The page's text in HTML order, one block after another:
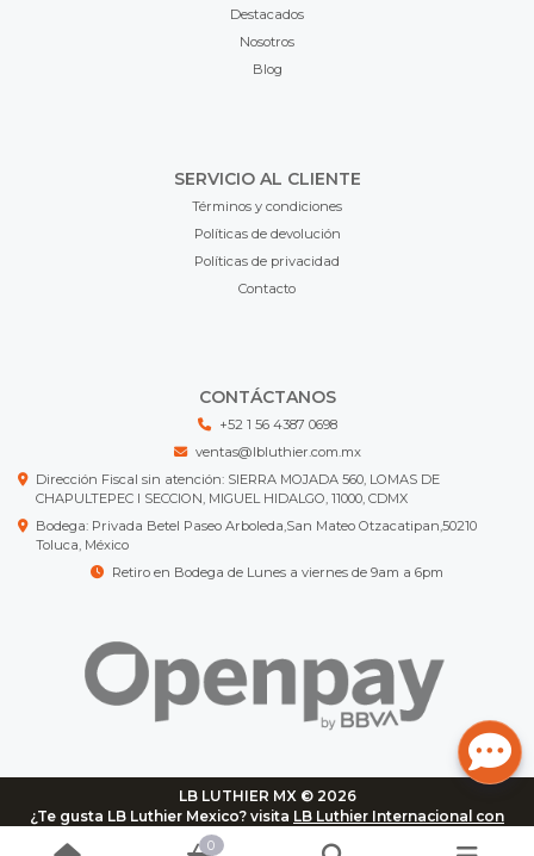
Destacados
Nosotros
Blog
SERVICIO AL CLIENTE
Términos y condiciones
Políticas de devolución
Políticas de privacidad
Contacto
CONTÁCTANOS
+52 1 56 4387 0698
ventas@lbluthier.com.mx
Dirección Fiscal sin atención: SIERRA MOJADA 560, LOMAS DE
CHAPULTEPEC I SECCION, MIGUEL HIDALGO, 11000, CDMX
Bodega: Privada Betel Paseo Arboleda,San Mateo Otzacatipan,50210
Toluca, México
Retiro en Bodega de Lunes a viernes de 9am a 6pm
LB LUTHIER MX © 2026
¿Te gusta LB Luthier Mexico? visita LB Luthier Internacional con
más de 3.000 productos disponibles
0